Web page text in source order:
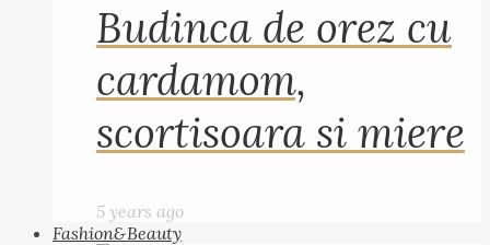
Budinca de orez cu
cardamom,
scortisoara si miere
5 years ago
Fashion&Beauty